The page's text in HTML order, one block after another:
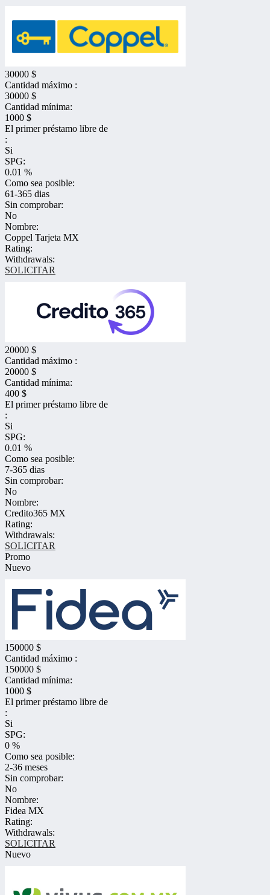
30000 $
Cantidad máximo :
30000 $
Cantidad mínima:
1000 $
El primer préstamo libre de
:
Si
SPG:
0.01 %
Como sea posible:
61-365 dias
Sin comprobar:
No
Nombre:
Coppel Tarjeta MX
Rating:
Withdrawals:
SOLICITAR
20000 $
Cantidad máximo :
20000 $
Cantidad mínima:
400 $
El primer préstamo libre de
:
Si
SPG:
0.01 %
Como sea posible:
7-365 dias
Sin comprobar:
No
Nombre:
Credito365 MX
Rating:
Withdrawals:
SOLICITAR
Promo
Nuevo
150000 $
Cantidad máximo :
150000 $
Cantidad mínima:
1000 $
El primer préstamo libre de
:
Si
SPG:
0 %
Como sea posible:
2-36 meses
Sin comprobar:
No
Nombre:
Fidea MX
Rating:
Withdrawals:
SOLICITAR
Nuevo